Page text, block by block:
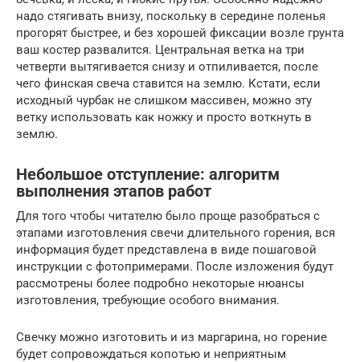
надо стягивать внизу, поскольку в середине поленья
прогорят быстрее, и без хорошей фиксации возле грунта
ваш костер развалится. Центральная ветка на три
четверти вытягивается снизу и отпиливается, после
чего финская свеча ставится на землю. Кстати, если
исходный чурбак не слишком массивен, можно эту
ветку использовать как ножку и просто воткнуть в
землю.
Небольшое отступление: алгоритм
выполнения этапов работ
Для того чтобы читателю было проще разобраться с
этапами изготовления свечи длительного горения, вся
информация будет представлена в виде пошаговой
инструкции с фотопримерами. После изложения будут
рассмотрены более подробно некоторые нюансы
изготовления, требующие особого внимания.
Свечку можно изготовить и из маргарина, но горение
будет сопровождаться копотью и неприятным